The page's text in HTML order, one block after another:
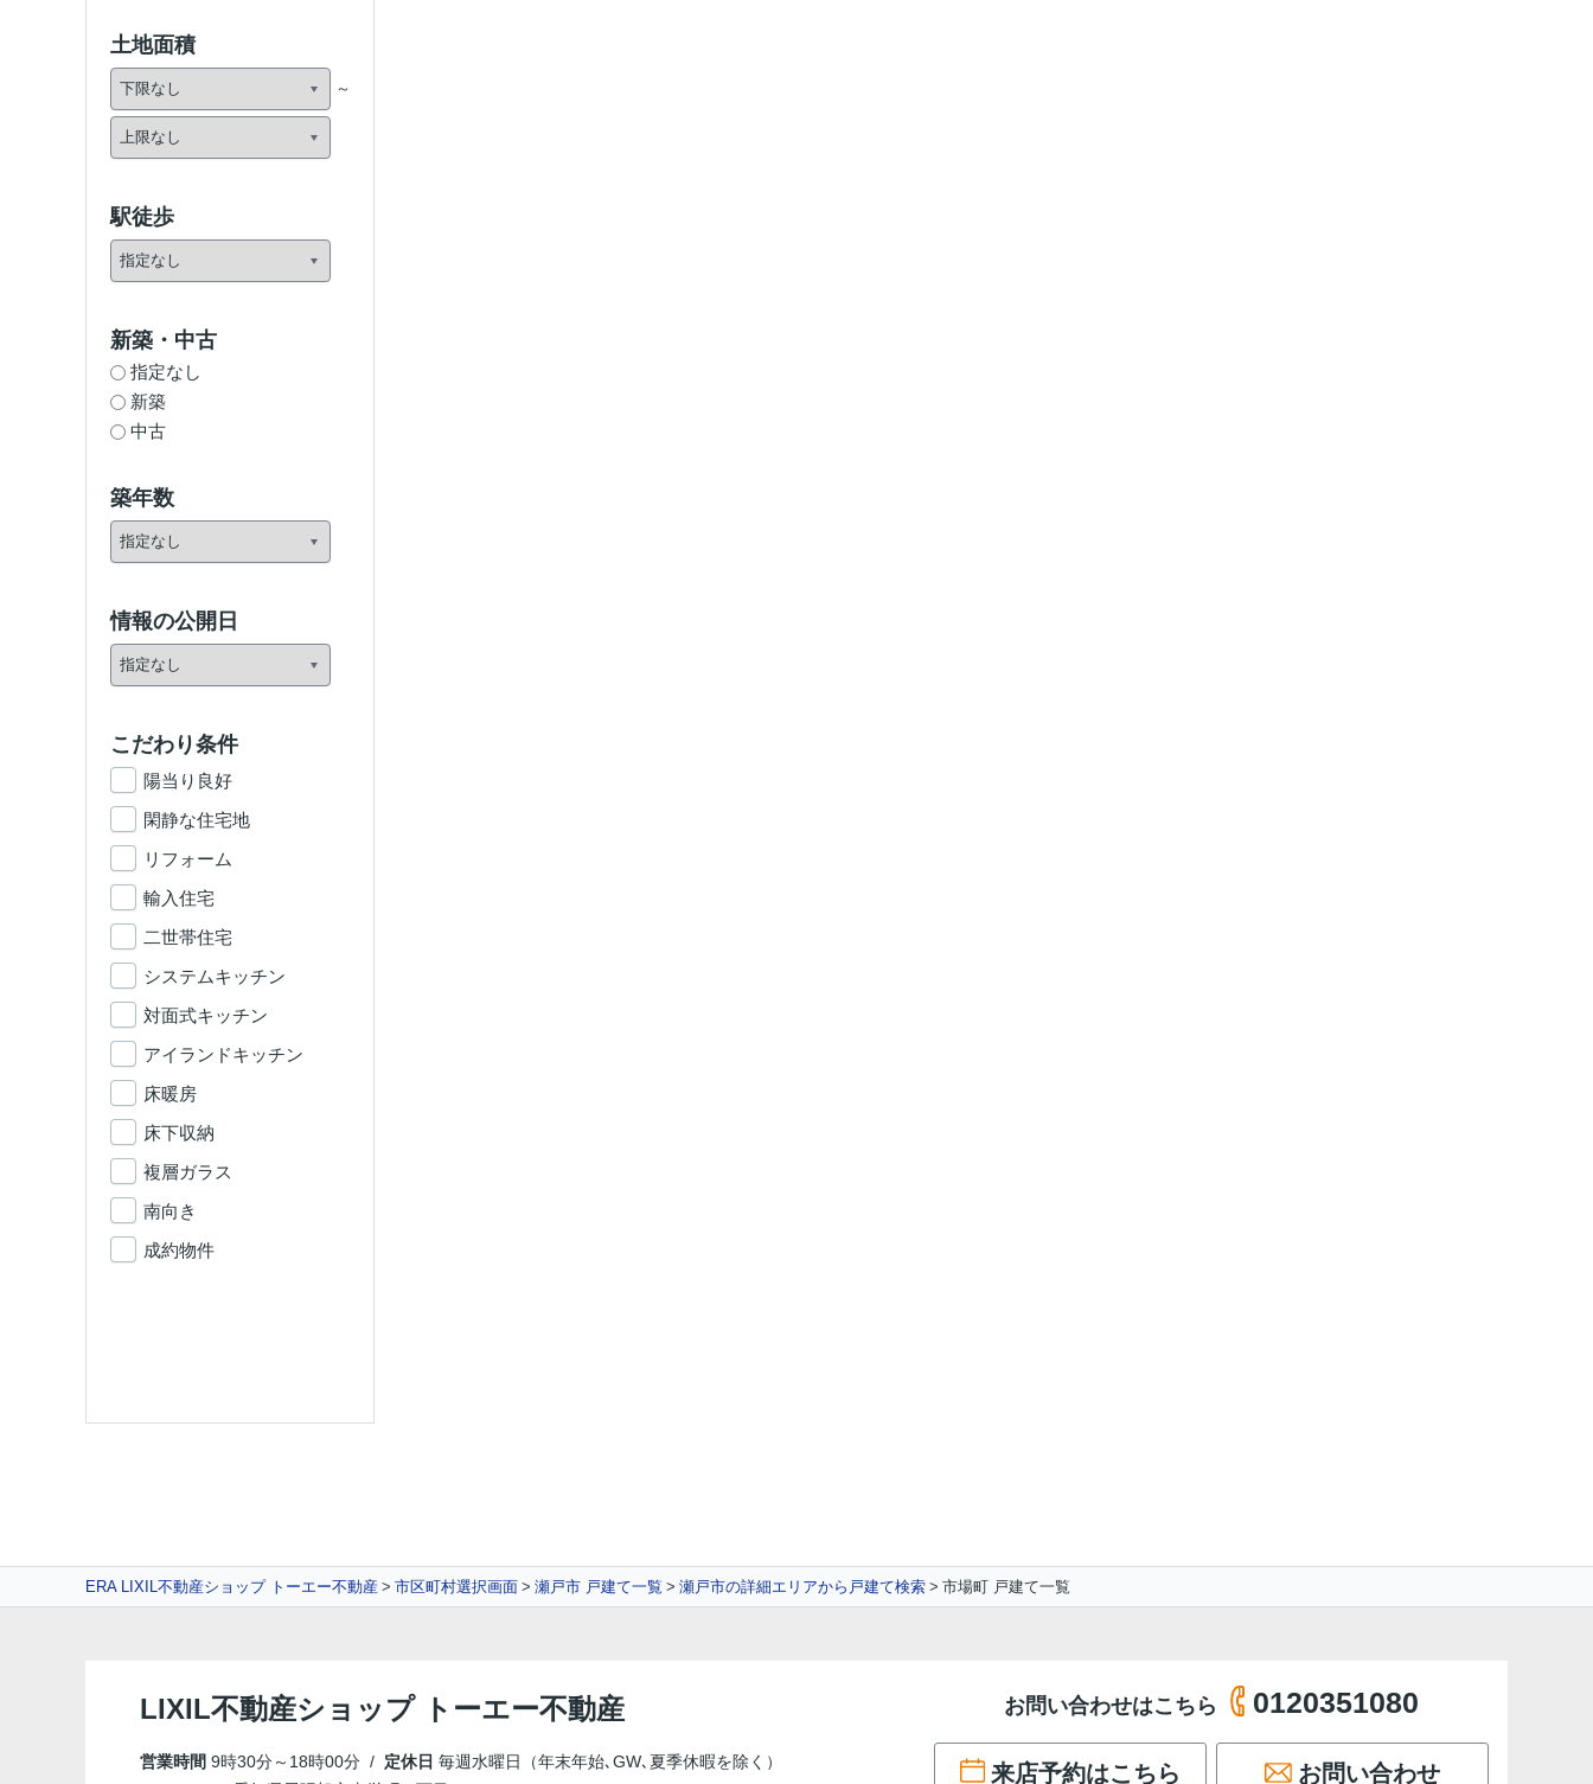
土地面積
駅徒歩
新築・中古
指定なし
新築
中古
築年数
情報の公開日
こだわり条件
陽当り良好
閑静な住宅地
リフォーム
輸入住宅
二世帯住宅
システムキッチン
対面式キッチン
アイランドキッチン
床暖房
床下収納
複層ガラス
南向き
成約物件
ERA LIXIL不動産ショップ トーエー不動産 市区町村選択画面 瀬戸市 戸建て一覧 瀬戸市の詳細エリアから戸建て検索 市場町 戸建て一覧
LIXIL不動産ショップ トーエー不動産
営業時間 9時30分～18時00分 / 定休日 毎週水曜日（年末年始､GW､夏季休暇を除く）
お問い合わせはこちら 0120351080
来店予約はこちら お問い合わせ